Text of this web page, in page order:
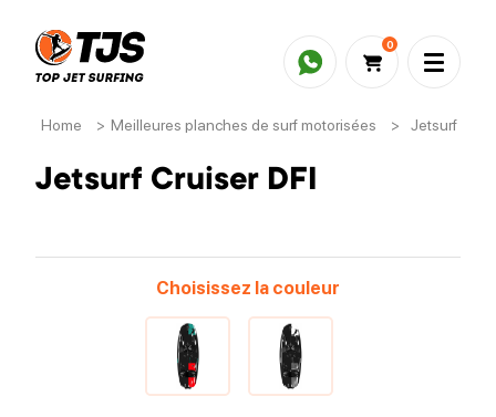
0
Home > Meilleures planches de surf motorisées > Jetsurf
Jetsurf Cruiser DFI
Choisissez la couleur